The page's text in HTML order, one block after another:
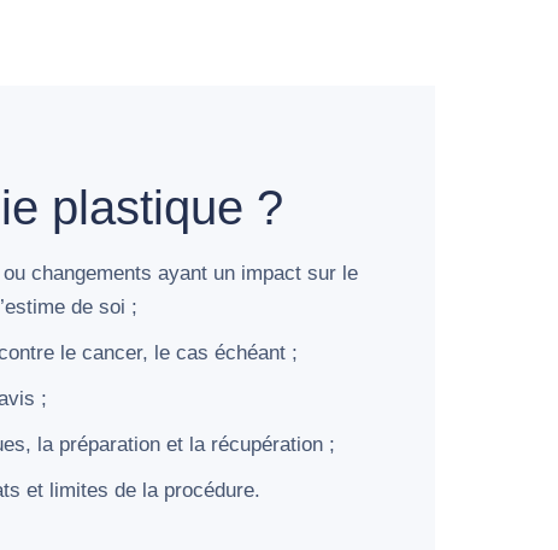
plastique ?
changements ayant un impact sur le
de soi ;
le cancer, le cas échéant ;
;
la préparation et la récupération ;
et limites de la procédure.